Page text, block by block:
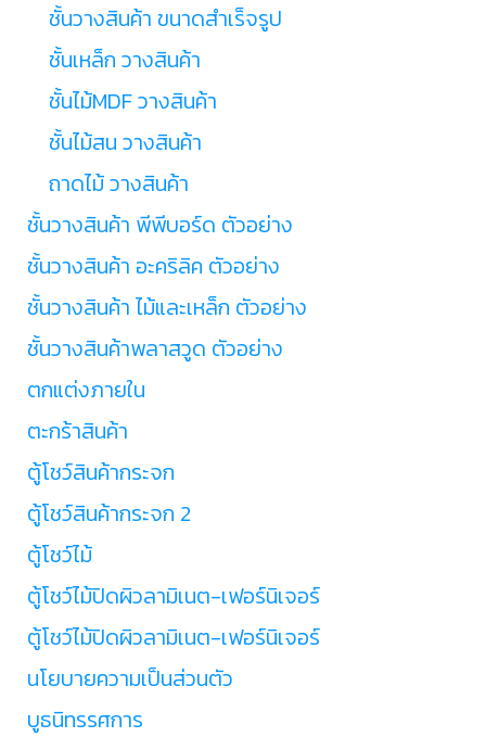
ชั้นวางสินค้า ขนาดสำเร็จรูป
ชั้นเหล็ก วางสินค้า
ชั้นไม้MDF วางสินค้า
ชั้นไม้สน วางสินค้า
ถาดไม้ วางสินค้า
ชั้นวางสินค้า พีพีบอร์ด ตัวอย่าง
ชั้นวางสินค้า อะคริลิค ตัวอย่าง
ชั้นวางสินค้า ไม้และเหล็ก ตัวอย่าง
ชั้นวางสินค้าพลาสวูด ตัวอย่าง
ตกแต่งภายใน
ตะกร้าสินค้า
ตู้โชว์สินค้ากระจก
ตู้โชว์สินค้ากระจก 2
ตู้โชว์ไม้
ตู้โชว์ไม้ปิดผิวลามิเนต-เฟอร์นิเจอร์
ตู้โชว์ไม้ปิดผิวลามิเนต-เฟอร์นิเจอร์
นโยบายความเป็นส่วนตัว
บูธนิทรรศการ